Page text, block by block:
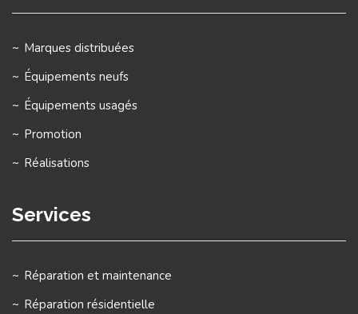
Marques distribuées
Équipements neufs
Équipements usagés
Promotion
Réalisations
Services
Réparation et maintenance
Réparation résidentielle